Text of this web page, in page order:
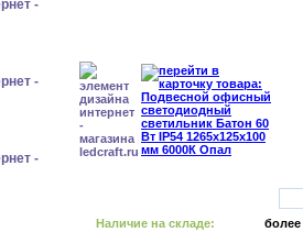
Наличие на складе: более